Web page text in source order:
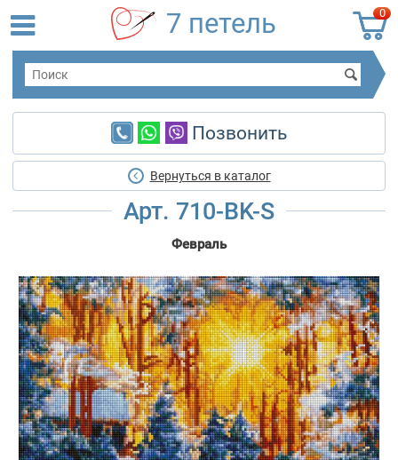
0
7 петель
Позвонить
Вернуться в каталог
Арт. 710-BK-S
Февраль